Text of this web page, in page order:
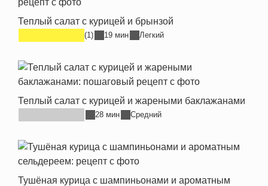
Теплый салат с курицей и брынзой
(1) 19 мин Легкий
Теплый салат с курицей и жареными баклажанами
28 мин Средний
Тушёная курица с шампиньонами и ароматным